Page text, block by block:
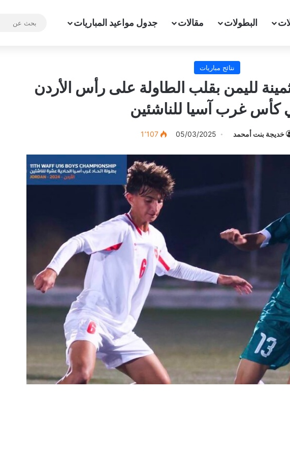
البطولات مقالات جدول مواعيد المباريات
نتائج مباريات
لليمن بقلب الطاولة على رأس الأردن
كأس غرب آسيا للناشئين
خديجة بنت أمحمد 05/03/2025 1٬107